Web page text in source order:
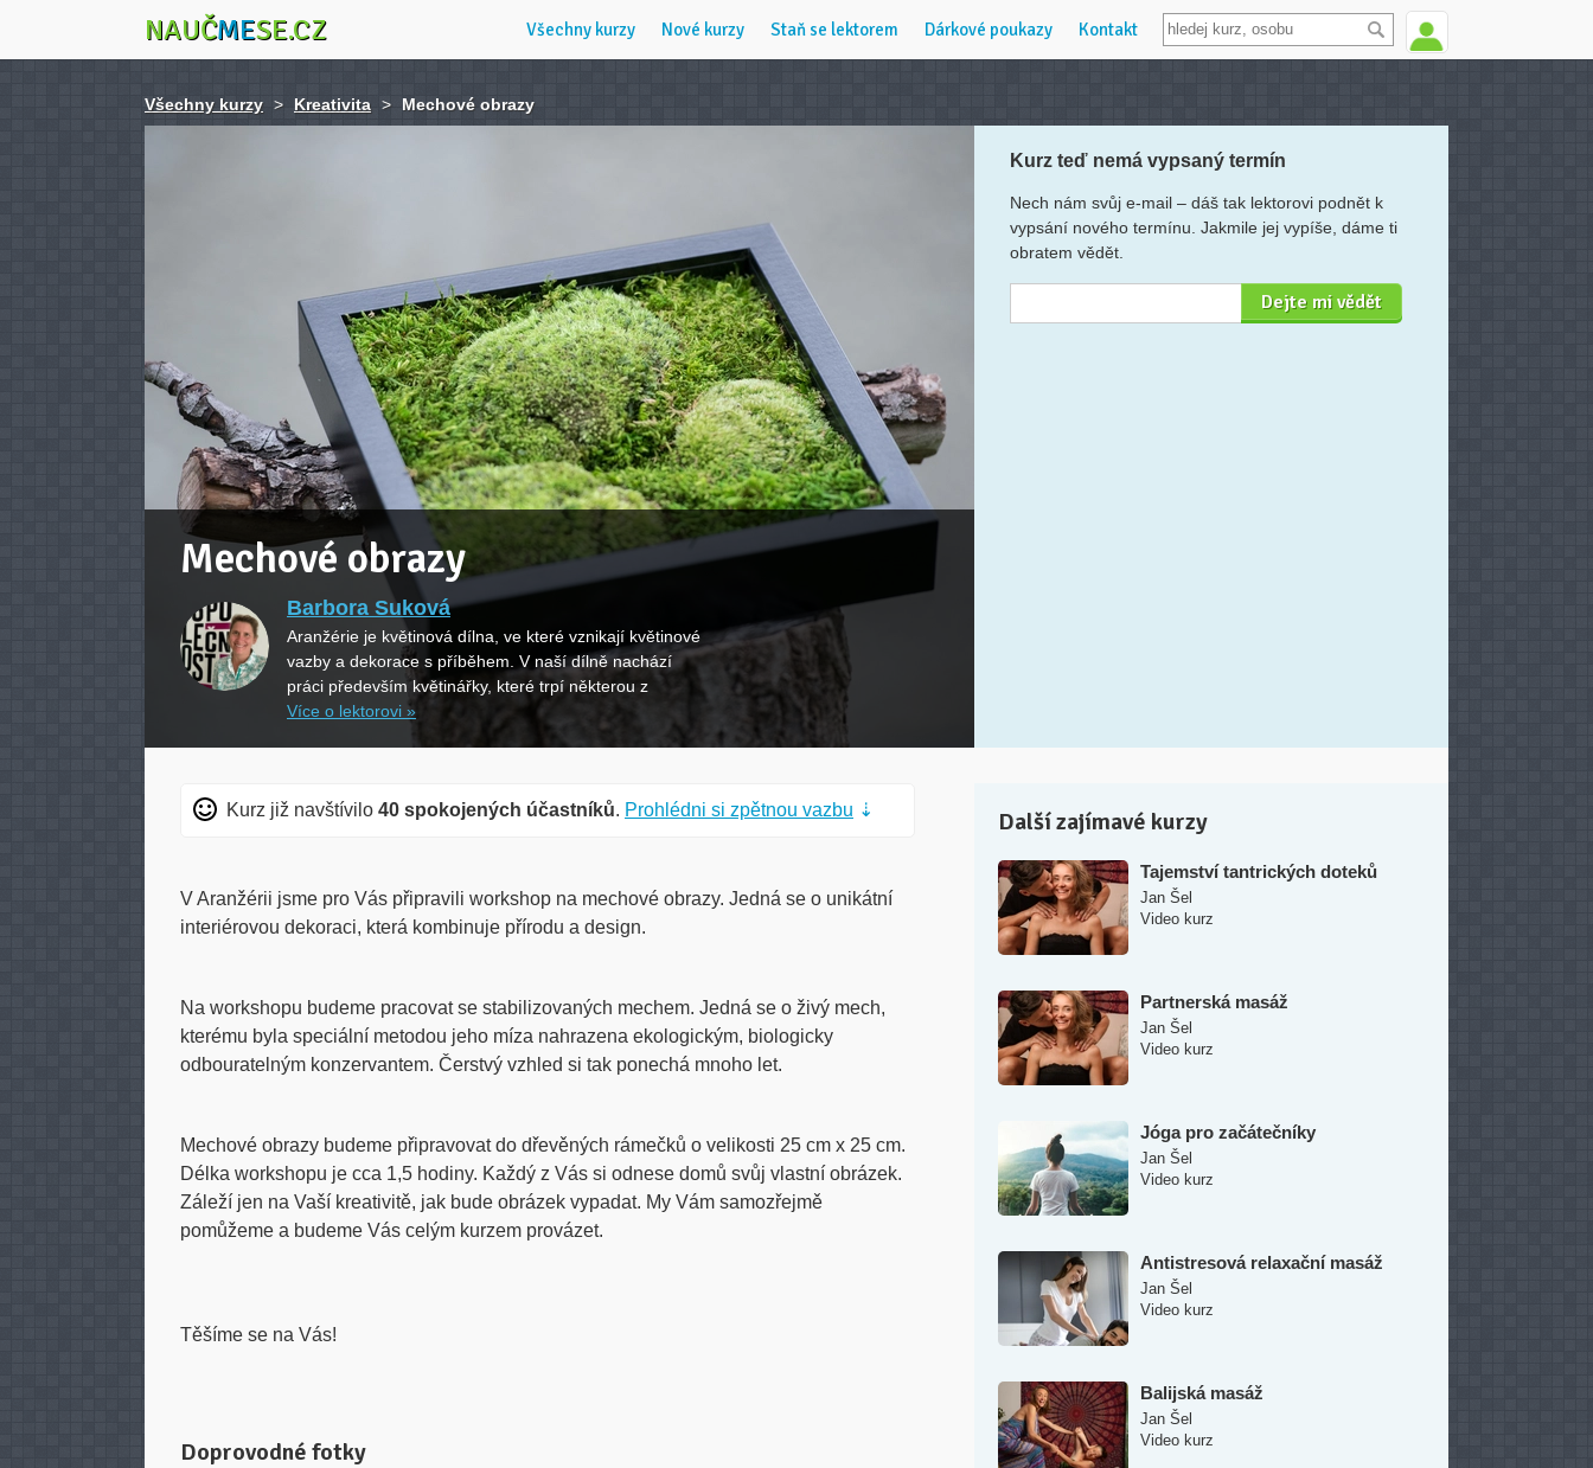
NAUČMESE.CZ Všechny kurzy Nové kurzy Staň se lektorem Dárkové poukazy Kontakt
Všechny kurzy > Kreativita > Mechové obrazy
Mechové obrazy
Barbora Suková
Aranžérie je květinová dílna, ve které vznikají květinové
vazby a dekorace s příběhem. V naší dílně nachází
práci především květinářky, které trpí některou z
Více o lektorovi »
Kurz teď nemá vypsaný termín
Nech nám svůj e-mail – dáš tak lektorovi podnět k
vypsání nového termínu. Jakmile jej vypíše, dáme ti
obratem vědět.
Kurz již navštívilo 40 spokojených účastníků. Prohlédni si zpětnou vazbu ⇣
V Aranžérii jsme pro Vás připravili workshop na mechové obrazy. Jedná se o unikátní
interiérovou dekoraci, která kombinuje přírodu a design.
Na workshopu budeme pracovat se stabilizovaných mechem. Jedná se o živý mech,
kterému byla speciální metodou jeho míza nahrazena ekologickým, biologicky
odbouratelným konzervantem. Čerstvý vzhled si tak ponechá mnoho let.
Mechové obrazy budeme připravovat do dřevěných rámečků o velikosti 25 cm x 25 cm.
Délka workshopu je cca 1,5 hodiny. Každý z Vás si odnese domů svůj vlastní obrázek.
Záleží jen na Vaší kreativitě, jak bude obrázek vypadat. My Vám samozřejmě
pomůžeme a budeme Vás celým kurzem provázet.
Těšíme se na Vás!
Doprovodné fotky
Další zajímavé kurzy
Tajemství tantrických doteků
Jan Šel
Video kurz
Partnerská masáž
Jan Šel
Video kurz
Jóga pro začátečníky
Jan Šel
Video kurz
Antistresová relaxační masáž
Jan Šel
Video kurz
Balijská masáž
Jan Šel
Video kurz